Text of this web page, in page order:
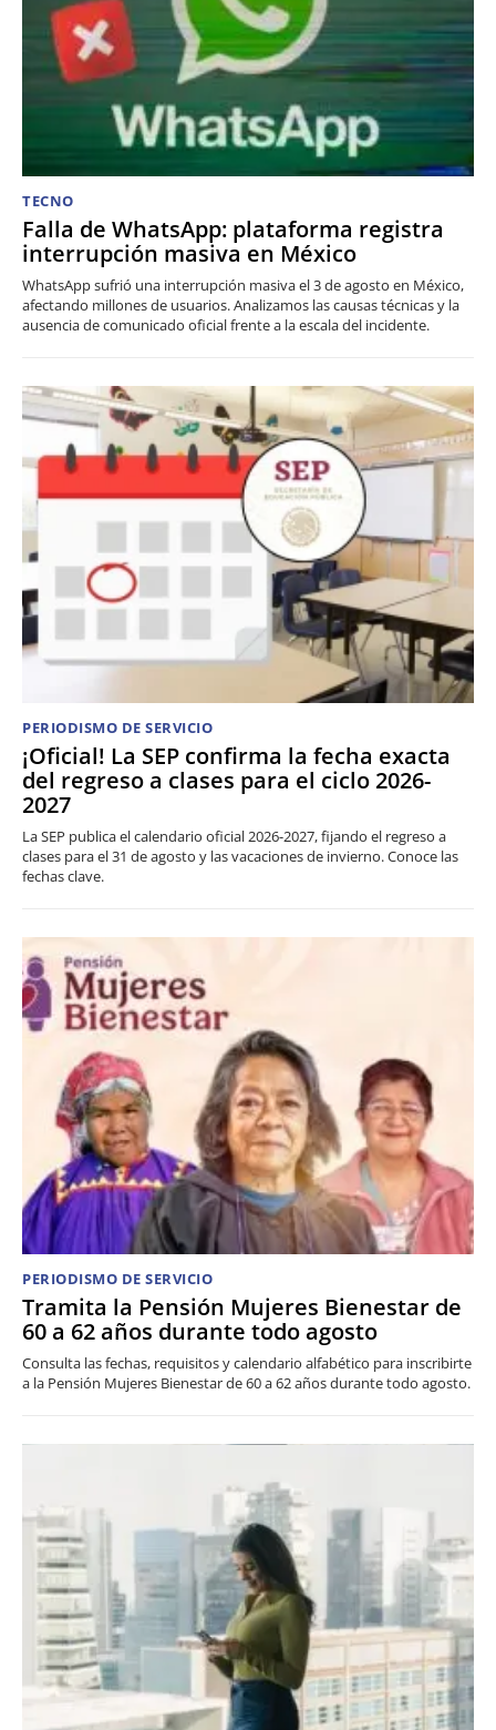
TECNO
Falla de WhatsApp: plataforma registra
interrupción masiva en México
WhatsApp sufrió una interrupción masiva el 3 de agosto en México,
afectando millones de usuarios. Analizamos las causas técnicas y la
ausencia de comunicado oficial frente a la escala del incidente.
PERIODISMO DE SERVICIO
¡Oficial! La SEP confirma la fecha exacta
del regreso a clases para el ciclo 2026-
2027
La SEP publica el calendario oficial 2026-2027, fijando el regreso a
clases para el 31 de agosto y las vacaciones de invierno. Conoce las
fechas clave.
PERIODISMO DE SERVICIO
Tramita la Pensión Mujeres Bienestar de
60 a 62 años durante todo agosto
Consulta las fechas, requisitos y calendario alfabético para inscribirte
a la Pensión Mujeres Bienestar de 60 a 62 años durante todo agosto.